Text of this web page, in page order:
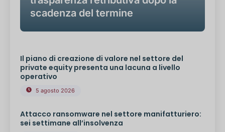
scadenza del termine
Il piano di creazione di valore nel settore del
private equity presenta una lacuna a livello
operativo
5 agosto 2026
Attacco ransomware nel settore manifatturiero:
sei settimane all’insolvenza